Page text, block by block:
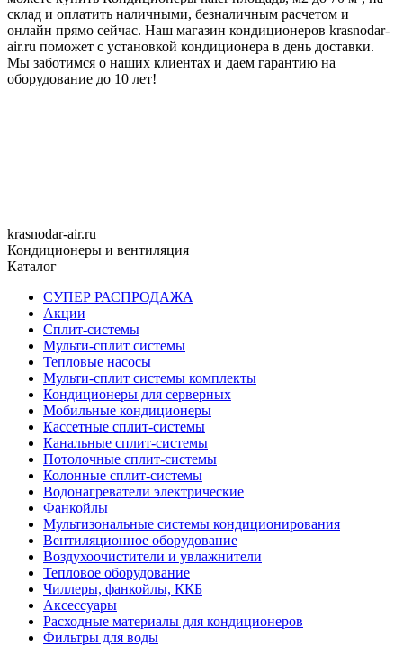
склад и оплатить наличными, безналичным расчетом и
онлайн прямо сейчас. Наш магазин кондиционеров krasnodar-
air.ru поможет с установкой кондиционера в день доставки.
Мы заботимся о наших клиентах и даем гарантию на
оборудование до 10 лет!
krasnodar-air.ru
Кондиционеры и вентиляция
Каталог
СУПЕР РАСПРОДАЖА
Акции
Сплит-системы
Мульти-сплит системы
Тепловые насосы
Мульти-сплит системы комплекты
Кондиционеры для серверных
Мобильные кондиционеры
Кассетные сплит-системы
Канальные сплит-системы
Потолочные сплит-системы
Колонные сплит-системы
Водонагреватели электрические
Фанкойлы
Мультизональные системы кондиционирования
Вентиляционное оборудование
Воздухоочистители и увлажнители
Тепловое оборудование
Чиллеры, фанкойлы, ККБ
Аксессуары
Расходные материалы для кондиционеров
Фильтры для воды